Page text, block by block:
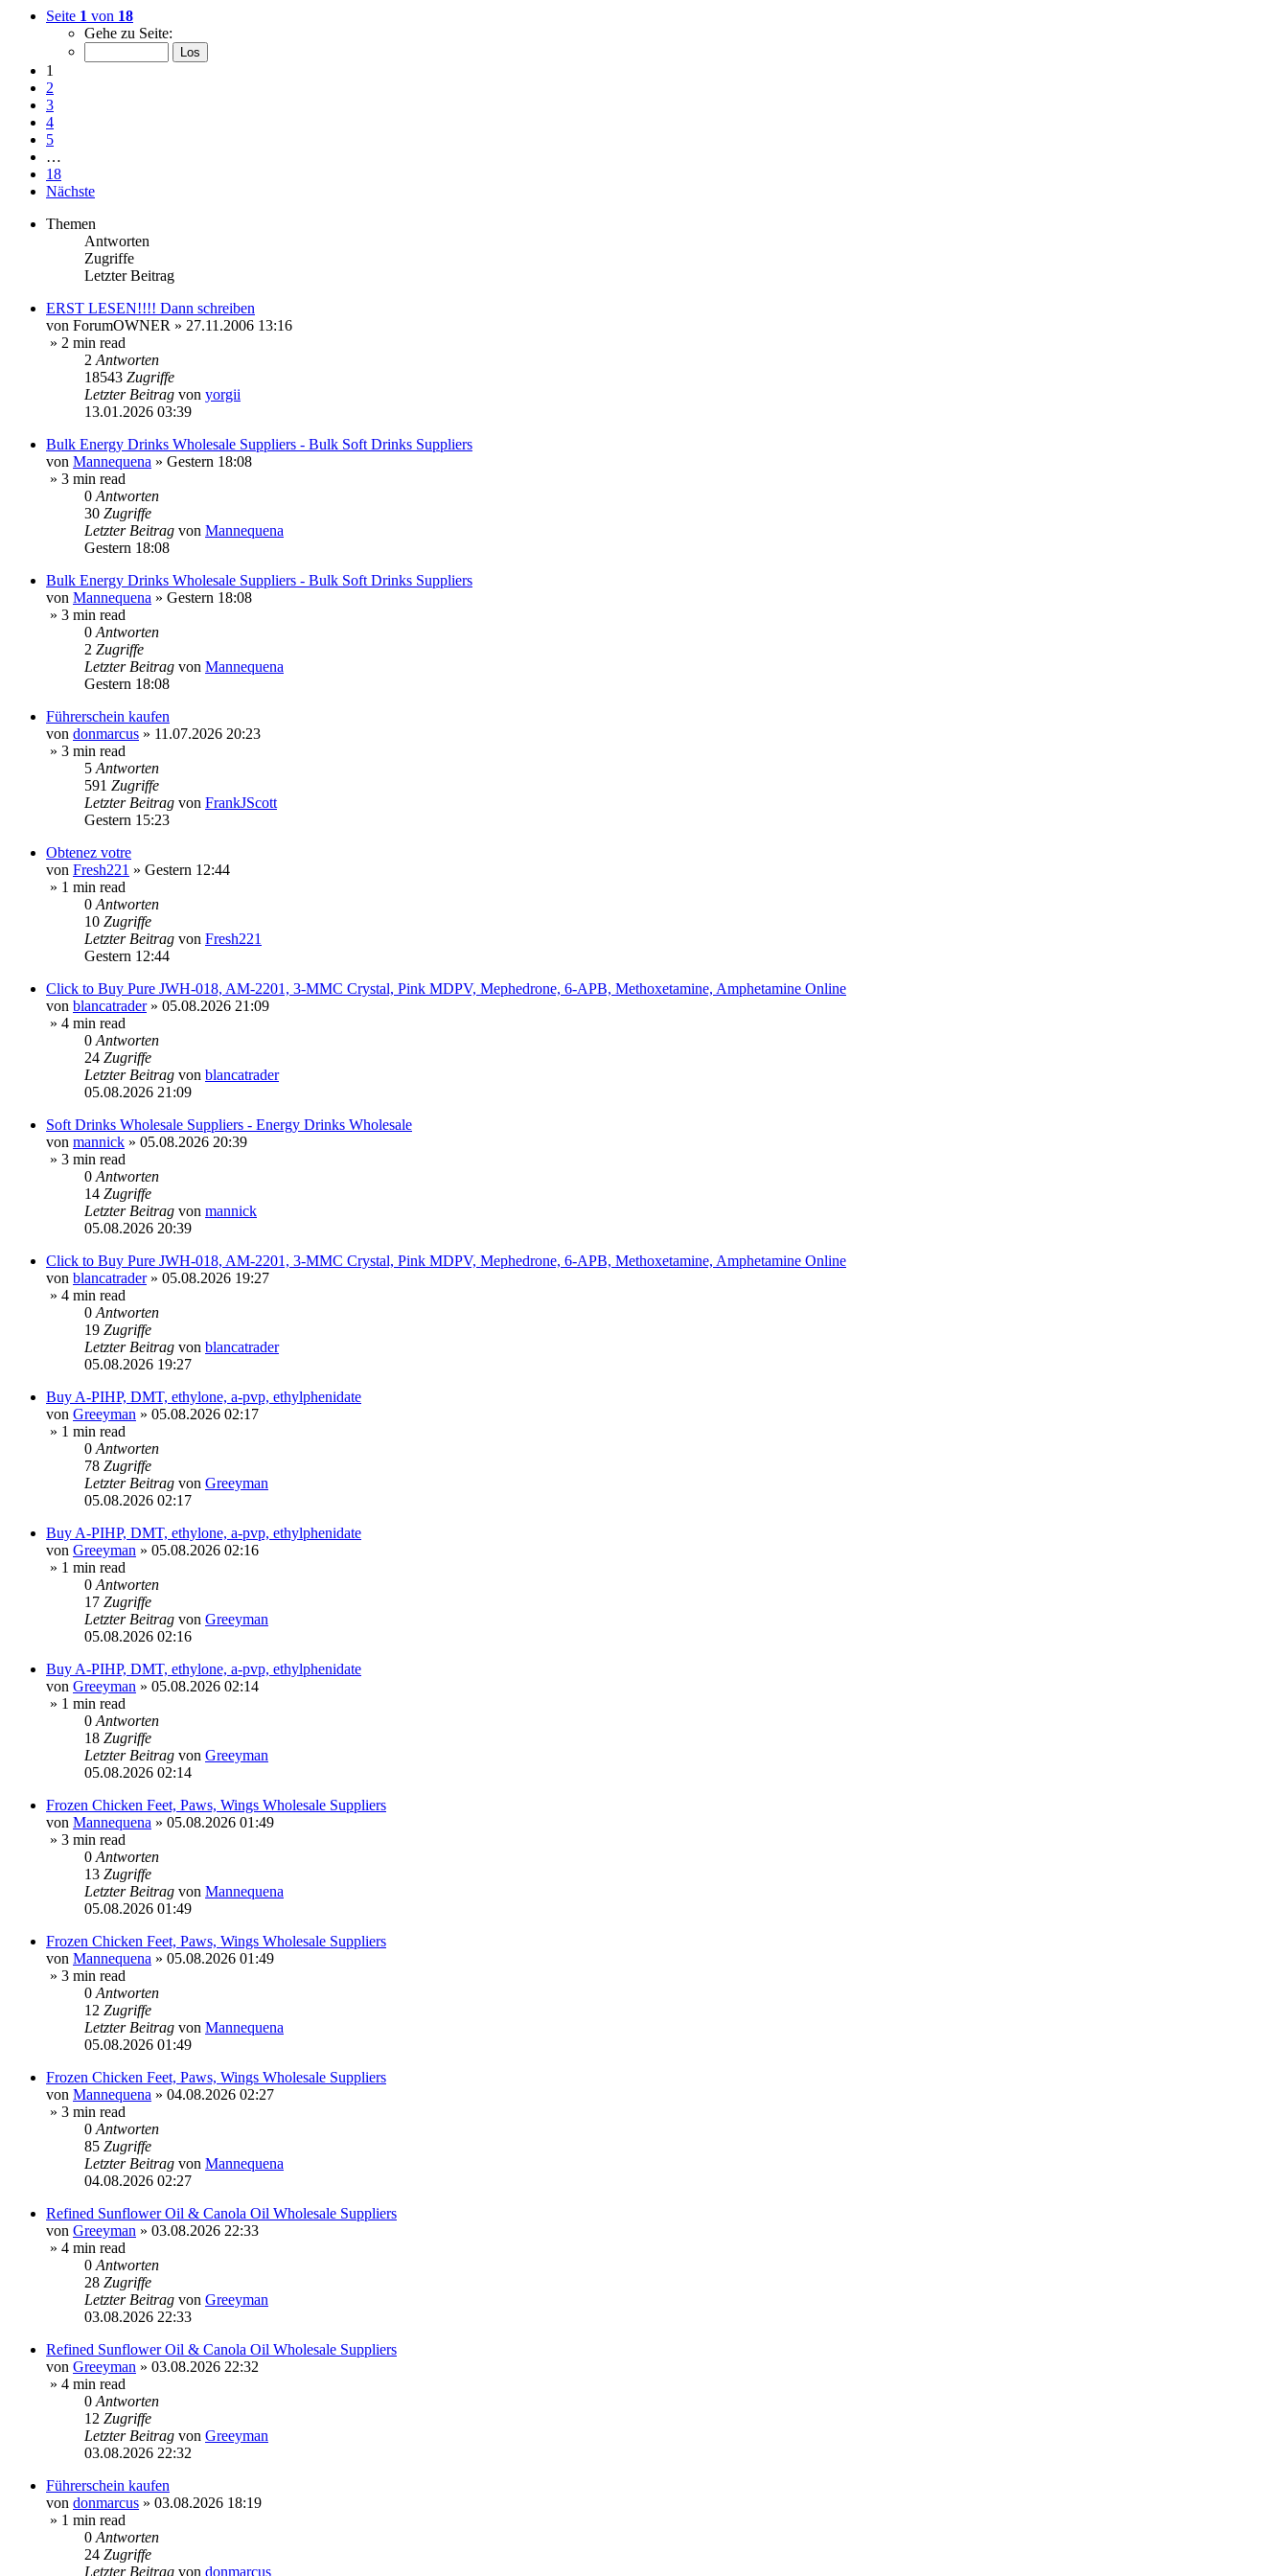
Seite 1 von 18
Gehe zu Seite:
1
2
3
4
5
…
18
Nächste
Themen
Antworten
Zugriffe
Letzter Beitrag
ERST LESEN!!!! Dann schreiben
von ForumOWNER » 27.11.2006 13:16
» 2 min read
2 Antworten
18543 Zugriffe
Letzter Beitrag von yorgii
13.01.2026 03:39
Bulk Energy Drinks Wholesale Suppliers - Bulk Soft Drinks Suppliers
von Mannequena » Gestern 18:08
» 3 min read
0 Antworten
30 Zugriffe
Letzter Beitrag von Mannequena
Gestern 18:08
Bulk Energy Drinks Wholesale Suppliers - Bulk Soft Drinks Suppliers
von Mannequena » Gestern 18:08
» 3 min read
0 Antworten
2 Zugriffe
Letzter Beitrag von Mannequena
Gestern 18:08
Führerschein kaufen
von donmarcus » 11.07.2026 20:23
» 3 min read
5 Antworten
591 Zugriffe
Letzter Beitrag von FrankJScott
Gestern 15:23
Obtenez votre
von Fresh221 » Gestern 12:44
» 1 min read
0 Antworten
10 Zugriffe
Letzter Beitrag von Fresh221
Gestern 12:44
Click to Buy Pure JWH-018, AM-2201, 3-MMC Crystal, Pink MDPV, Mephedrone, 6-APB, Methoxetamine, Amphetamine Online
von blancatrader» 05.08.2026 21:09
» 4 min read
0 Antworten
24 Zugriffe
Letzter Beitrag von blancatrader
05.08.2026 21:09
Soft Drinks Wholesale Suppliers - Energy Drinks Wholesale
von mannick » 05.08.2026 20:39
» 3 min read
0 Antworten
14 Zugriffe
Letzter Beitrag von mannick
05.08.2026 20:39
Click to Buy Pure JWH-018, AM-2201, 3-MMC Crystal, Pink MDPV, Mephedrone, 6-APB, Methoxetamine, Amphetamine Online
von blancatrader» 05.08.2026 19:27
» 4 min read
0 Antworten
19 Zugriffe
Letzter Beitrag von blancatrader
05.08.2026 19:27
Buy A-PIHP, DMT, ethylone, a-pvp, ethylphenidate
von Greeyman » 05.08.2026 02:17
» 1 min read
0 Antworten
78 Zugriffe
Letzter Beitrag von Greeyman
05.08.2026 02:17
Buy A-PIHP, DMT, ethylone, a-pvp, ethylphenidate
von Greeyman » 05.08.2026 02:16
» 1 min read
0 Antworten
17 Zugriffe
Letzter Beitrag von Greeyman
05.08.2026 02:16
Buy A-PIHP, DMT, ethylone, a-pvp, ethylphenidate
von Greeyman » 05.08.2026 02:14
» 1 min read
0 Antworten
18 Zugriffe
Letzter Beitrag von Greeyman
05.08.2026 02:14
Frozen Chicken Feet, Paws, Wings Wholesale Suppliers
von Mannequena » 05.08.2026 01:49
» 3 min read
0 Antworten
13 Zugriffe
Letzter Beitrag von Mannequena
05.08.2026 01:49
Frozen Chicken Feet, Paws, Wings Wholesale Suppliers
von Mannequena » 05.08.2026 01:49
» 3 min read
0 Antworten
12 Zugriffe
Letzter Beitrag von Mannequena
05.08.2026 01:49
Frozen Chicken Feet, Paws, Wings Wholesale Suppliers
von Mannequena » 04.08.2026 02:27
» 3 min read
0 Antworten
85 Zugriffe
Letzter Beitrag von Mannequena
04.08.2026 02:27
Refined Sunflower Oil & Canola Oil Wholesale Suppliers
von Greeyman » 03.08.2026 22:33
» 4 min read
0 Antworten
28 Zugriffe
Letzter Beitrag von Greeyman
03.08.2026 22:33
Refined Sunflower Oil & Canola Oil Wholesale Suppliers
von Greeyman » 03.08.2026 22:32
» 4 min read
0 Antworten
12 Zugriffe
Letzter Beitrag von Greeyman
03.08.2026 22:32
Führerschein kaufen
von donmarcus » 03.08.2026 18:19
» 1 min read
0 Antworten
24 Zugriffe
Letzter Beitrag von donmarcus